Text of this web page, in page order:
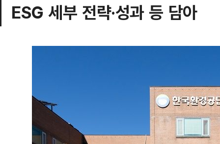
ESG 세부 전략·성과 등 담아